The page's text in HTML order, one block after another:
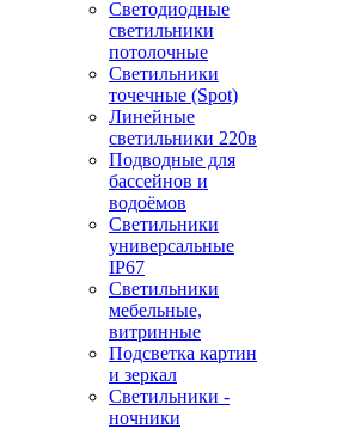
Светодиодные
светильники
потолочные
Светильники
точечные (Spot)
Линейные
светильники 220в
Подводные для
бассейнов и
водоёмов
Светильники
универсальные
IP67
Светильники
мебельные,
витринные
Подсветка картин
и зеркал
Светильники -
ночники